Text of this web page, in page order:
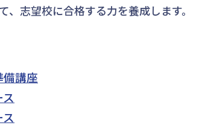
、志望校に合格する力を養成します。
講座